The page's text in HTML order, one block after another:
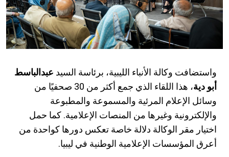
واستضافت وكالة الأنباء الليبية، برئاسة السيد عبدالباسط
أبو دية
، هذا اللقاء الذي جمع أكثر من 30 صحفيًا من
وسائل الإعلام المرئية والمسموعة والمطبوعة
والإلكترونية وغيرها من المنصات الإعلامية. كما حمل
اختيار مقر الوكالة دلالة خاصة تعكس دورها كواحدة من
أعرق المؤسسات الإعلامية الوطنية في ليبيا.